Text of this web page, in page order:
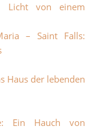
Licht von einem
– Saint Falls:
Haus der lebenden
Ein Hauch von